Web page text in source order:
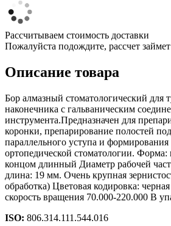
Рассчитываем стоимость доставки
Пожалуйста подождите, рассчет
Описание товара
Бор алмазный стоматологический для
наконечника с гальваническим
инструмента.Предназначен для
коронки, препарирование полостей
параллельного уступа и формирования
ортопедической стоматологии.
концом длинный Диаметр рабочей
длина: 19 мм. Очень крупная
обработка) Цветовая кодировка:
скорость вращения 70.000-220.000 В
ISO: 806.314.111.544.016